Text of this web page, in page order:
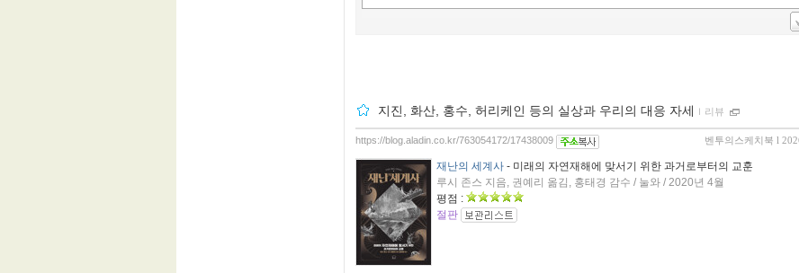
지진, 화산, 홍수, 허리케인 등의 실상과 우리의 대응 자세 ｌ 리뷰
벤투의스케치북 l
https://blog.aladin.co.kr/763054172/17438009
재난의 세계사 - 미래의 자연재해에 맞서기 위한 과거로부터의 교훈
루시 존스 지음, 권예리 옮김, 홍태경 감수 / 눌와 / 2020년 4월
평점 :
절판